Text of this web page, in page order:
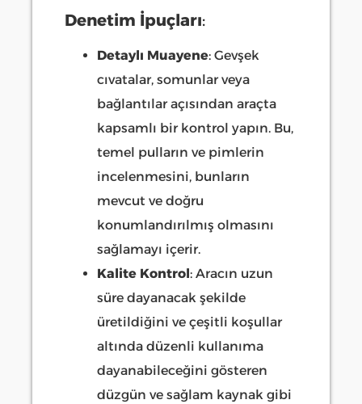
Denetim İpuçları:
Detaylı Muayene: Gevşek
cıvatalar, somunlar veya
bağlantılar açısından araçta
kapsamlı bir kontrol yapın. Bu,
temel pulların ve pimlerin
incelenmesini, bunların
mevcut ve doğru
konumlandırılmış olmasını
sağlamayı içerir.
Kalite Kontrol: Aracın uzun
süre dayanacak şekilde
üretildiğini ve çeşitli koşullar
altında düzenli kullanıma
dayanabileceğini gösteren
düzgün ve sağlam kaynak gibi